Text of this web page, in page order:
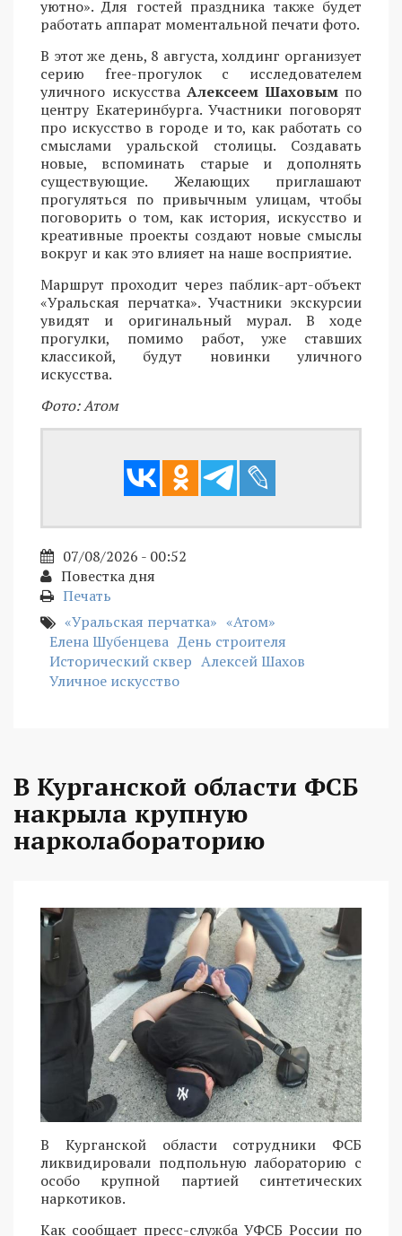
уютно». Для гостей праздника также будет
работать аппарат моментальной печати фото.
В этот же день, 8 августа, холдинг организует
серию free-прогулок с исследователем
уличного искусства Алексеем Шаховым по
центру Екатеринбурга. Участники поговорят
про искусство в городе и то, как работать со
смыслами уральской столицы. Создавать
новые, вспоминать старые и дополнять
существующие. Желающих приглашают
прогуляться по привычным улицам, чтобы
поговорить о том, как история, искусство и
креативные проекты создают новые смыслы
вокруг и как это влияет на наше восприятие.
Маршрут проходит через паблик-арт-объект
«Уральская перчатка». Участники экскурсии
увидят и оригинальный мурал. В ходе
прогулки, помимо работ, уже ставших
классикой, будут новинки уличного
искусства.
Фото: Атом
07/08/2026 - 00:52
Повестка дня
Печать
«Уральская перчатка» «Атом»
Елена Шубенцева День строителя
Исторический сквер Алексей Шахов
Уличное искусство
В Курганской области ФСБ
накрыла крупную
нарколабораторию
В Курганской области сотрудники ФСБ
ликвидировали подпольную лабораторию с
особо крупной партией синтетических
наркотиков.
Как сообщает пресс-служба УФСБ России по